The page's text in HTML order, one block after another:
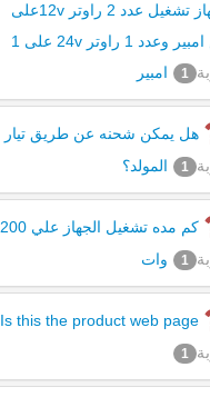
الجهاز تشغيل عدد 2 راوتر 12vعلى
نص امبير وعدد 1 راوتر 24v على 1
امبير
1
هل يمكن شحنه عن طريق تيار
المولد؟
1
كم مده تشغيل الجهاز علي 200
وات
1
Is this the product web page
1